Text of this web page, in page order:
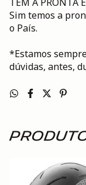
Sim temos a
o País.
*Estamos
dúvidas, antes,